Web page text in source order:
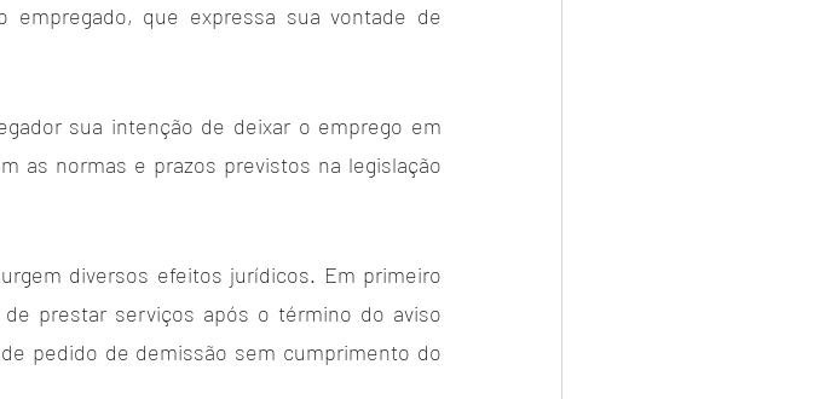
que expressa sua vontade de
sua intenção de deixar o emprego em
as normas e prazos previstos na legislação
diversos efeitos jurídicos. Em primeiro
prestar serviços após o término do aviso
pedido de demissão sem cumprimento do